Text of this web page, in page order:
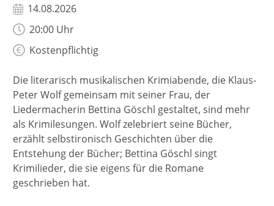
14.08.2026
20:00 Uhr
Kostenpflichtig
Die literarisch musikalischen Krimiabende, die Klaus-
Peter Wolf gemeinsam mit seiner Frau, der
Liedermacherin Bettina Göschl gestaltet, sind mehr
als Krimilesungen. Wolf zelebriert seine Bücher,
erzählt selbstironisch Geschichten über die
Entstehung der Bücher; Bettina Göschl singt
Krimilieder, die sie eigens für die Romane
geschrieben hat.